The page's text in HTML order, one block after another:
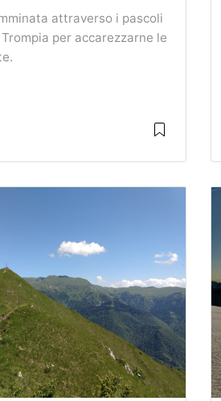
attraverso i pascoli
Trompia per accarezzarne le